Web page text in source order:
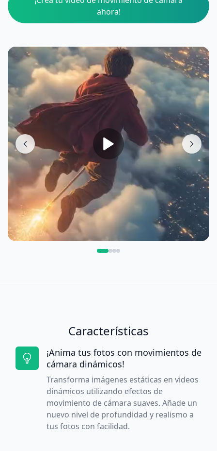
ahora!
Características
¡Anima tus fotos con movimientos de
cámara dinámicos!
Transforma imágenes estáticas en videos
dinámicos utilizando efectos de
movimiento de cámara suaves. Añade un
nuevo nivel de profundidad y realismo a
tus fotos con facilidad.